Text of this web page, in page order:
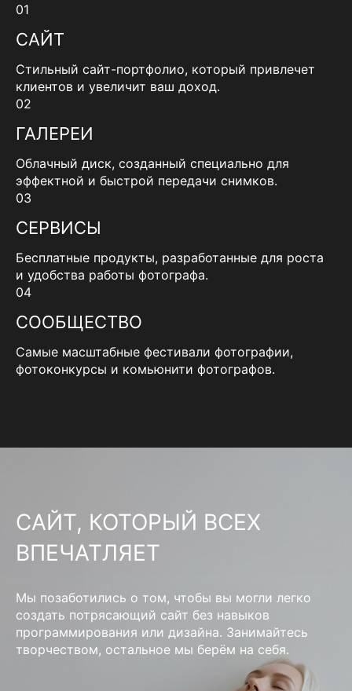
01
САЙТ
Стильный сайт-портфолио, который привлечет
клиентов и увеличит ваш доход.
02
ГАЛЕРЕИ
Облачный диск, созданный специально для
эффектной и быстрой передачи снимков.
03
СЕРВИСЫ
Бесплатные продукты, разработанные для роста
и удобства работы фотографа.
04
СООБЩЕСТВО
Самые масштабные фестивали фотографии,
фотоконкурсы и комьюнити фотографов.
САЙТ, КОТОРЫЙ ВСЕХ
ВПЕЧАТЛЯЕТ
Мы позаботились о том, чтобы вы могли легко
создать потрясающий сайт без навыков
программирования или дизайна. Занимайтесь
творчеством, остальное мы берём на себя.